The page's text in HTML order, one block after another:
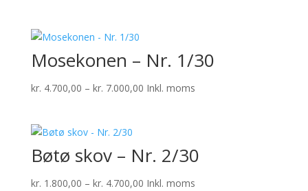
Mosekonen – Nr. 1/30
kr. 4.700,00 – kr. 7.000,00Prisinterval:
Inkl. moms
Bøtø skov – Nr. 2/30
kr. 1.800,00 – kr. 4.700,00Prisinterval:
Inkl. moms